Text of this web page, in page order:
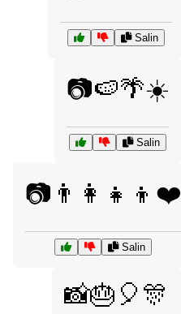
Salin
📷🍉🌴☀️
Salin
📷👨‍👩‍👧‍👦❤️
Salin
📸🎂🎈🎊